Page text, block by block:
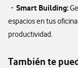
・ Smart Building:
espacios en tus
productividad.
También te